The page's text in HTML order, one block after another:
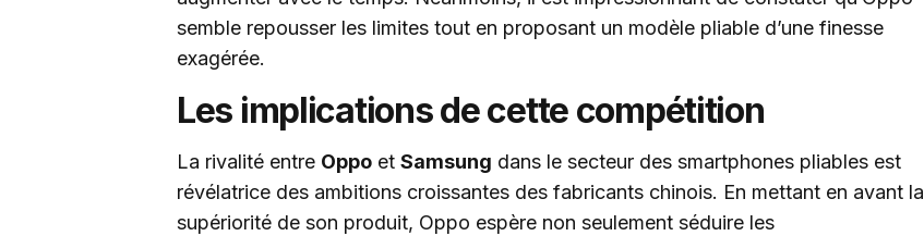
semble repousser les limites tout en proposant un modèle pliable d’une finesse
exagérée.
Les implications de cette compétition
La rivalité entre Oppo et Samsung dans le secteur des smartphones pliables est
révélatrice des ambitions croissantes des fabricants chinois. En mettant en avant la
supériorité de son produit, Oppo espère non seulement séduire les